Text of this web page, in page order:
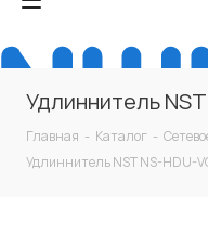
Удлиннитель
Главная - Каталог -
Удлиннитель NST NS-HDU-